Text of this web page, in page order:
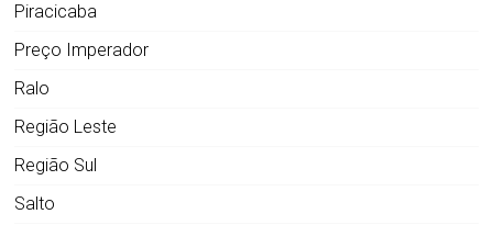
Piracicaba
Preço Imperador
Ralo
Região Leste
Região Sul
Salto